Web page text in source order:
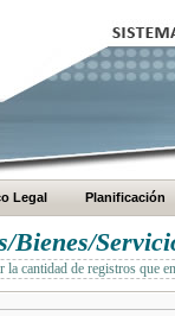
Legal Planificación
Bienes/
la cantidad de registros que